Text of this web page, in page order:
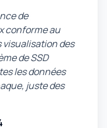
de
conforme au
visualisation des
de SSD
les données
juste des